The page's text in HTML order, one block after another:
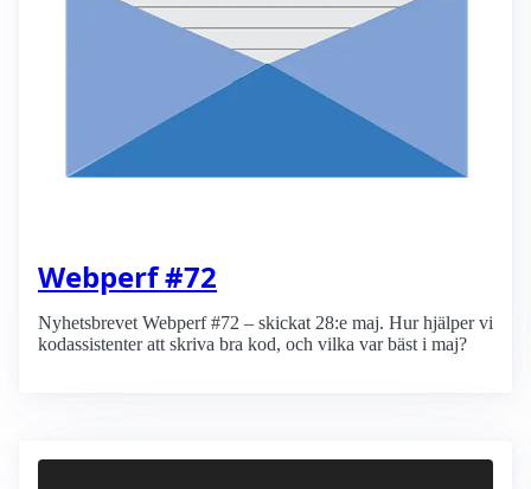
Webperf #72
Nyhetsbrevet Webperf #72 – skickat 28:e maj. Hur hjälper vi
kodassistenter att skriva bra kod, och vilka var bäst i maj?